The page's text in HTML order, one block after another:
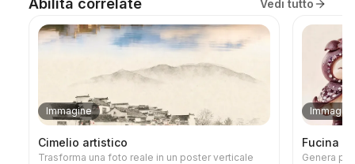
Abilità correlate Vedi tutto
Immagine
Cimelio artistico
Trasforma una foto reale in un poster verticale
Fucina
Genera